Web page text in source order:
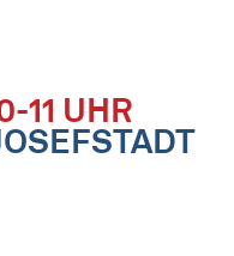
11 UHR